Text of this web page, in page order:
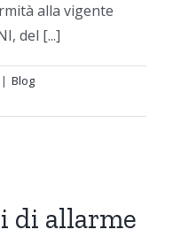
alla vigente
del [...]
| Blog
di allarme